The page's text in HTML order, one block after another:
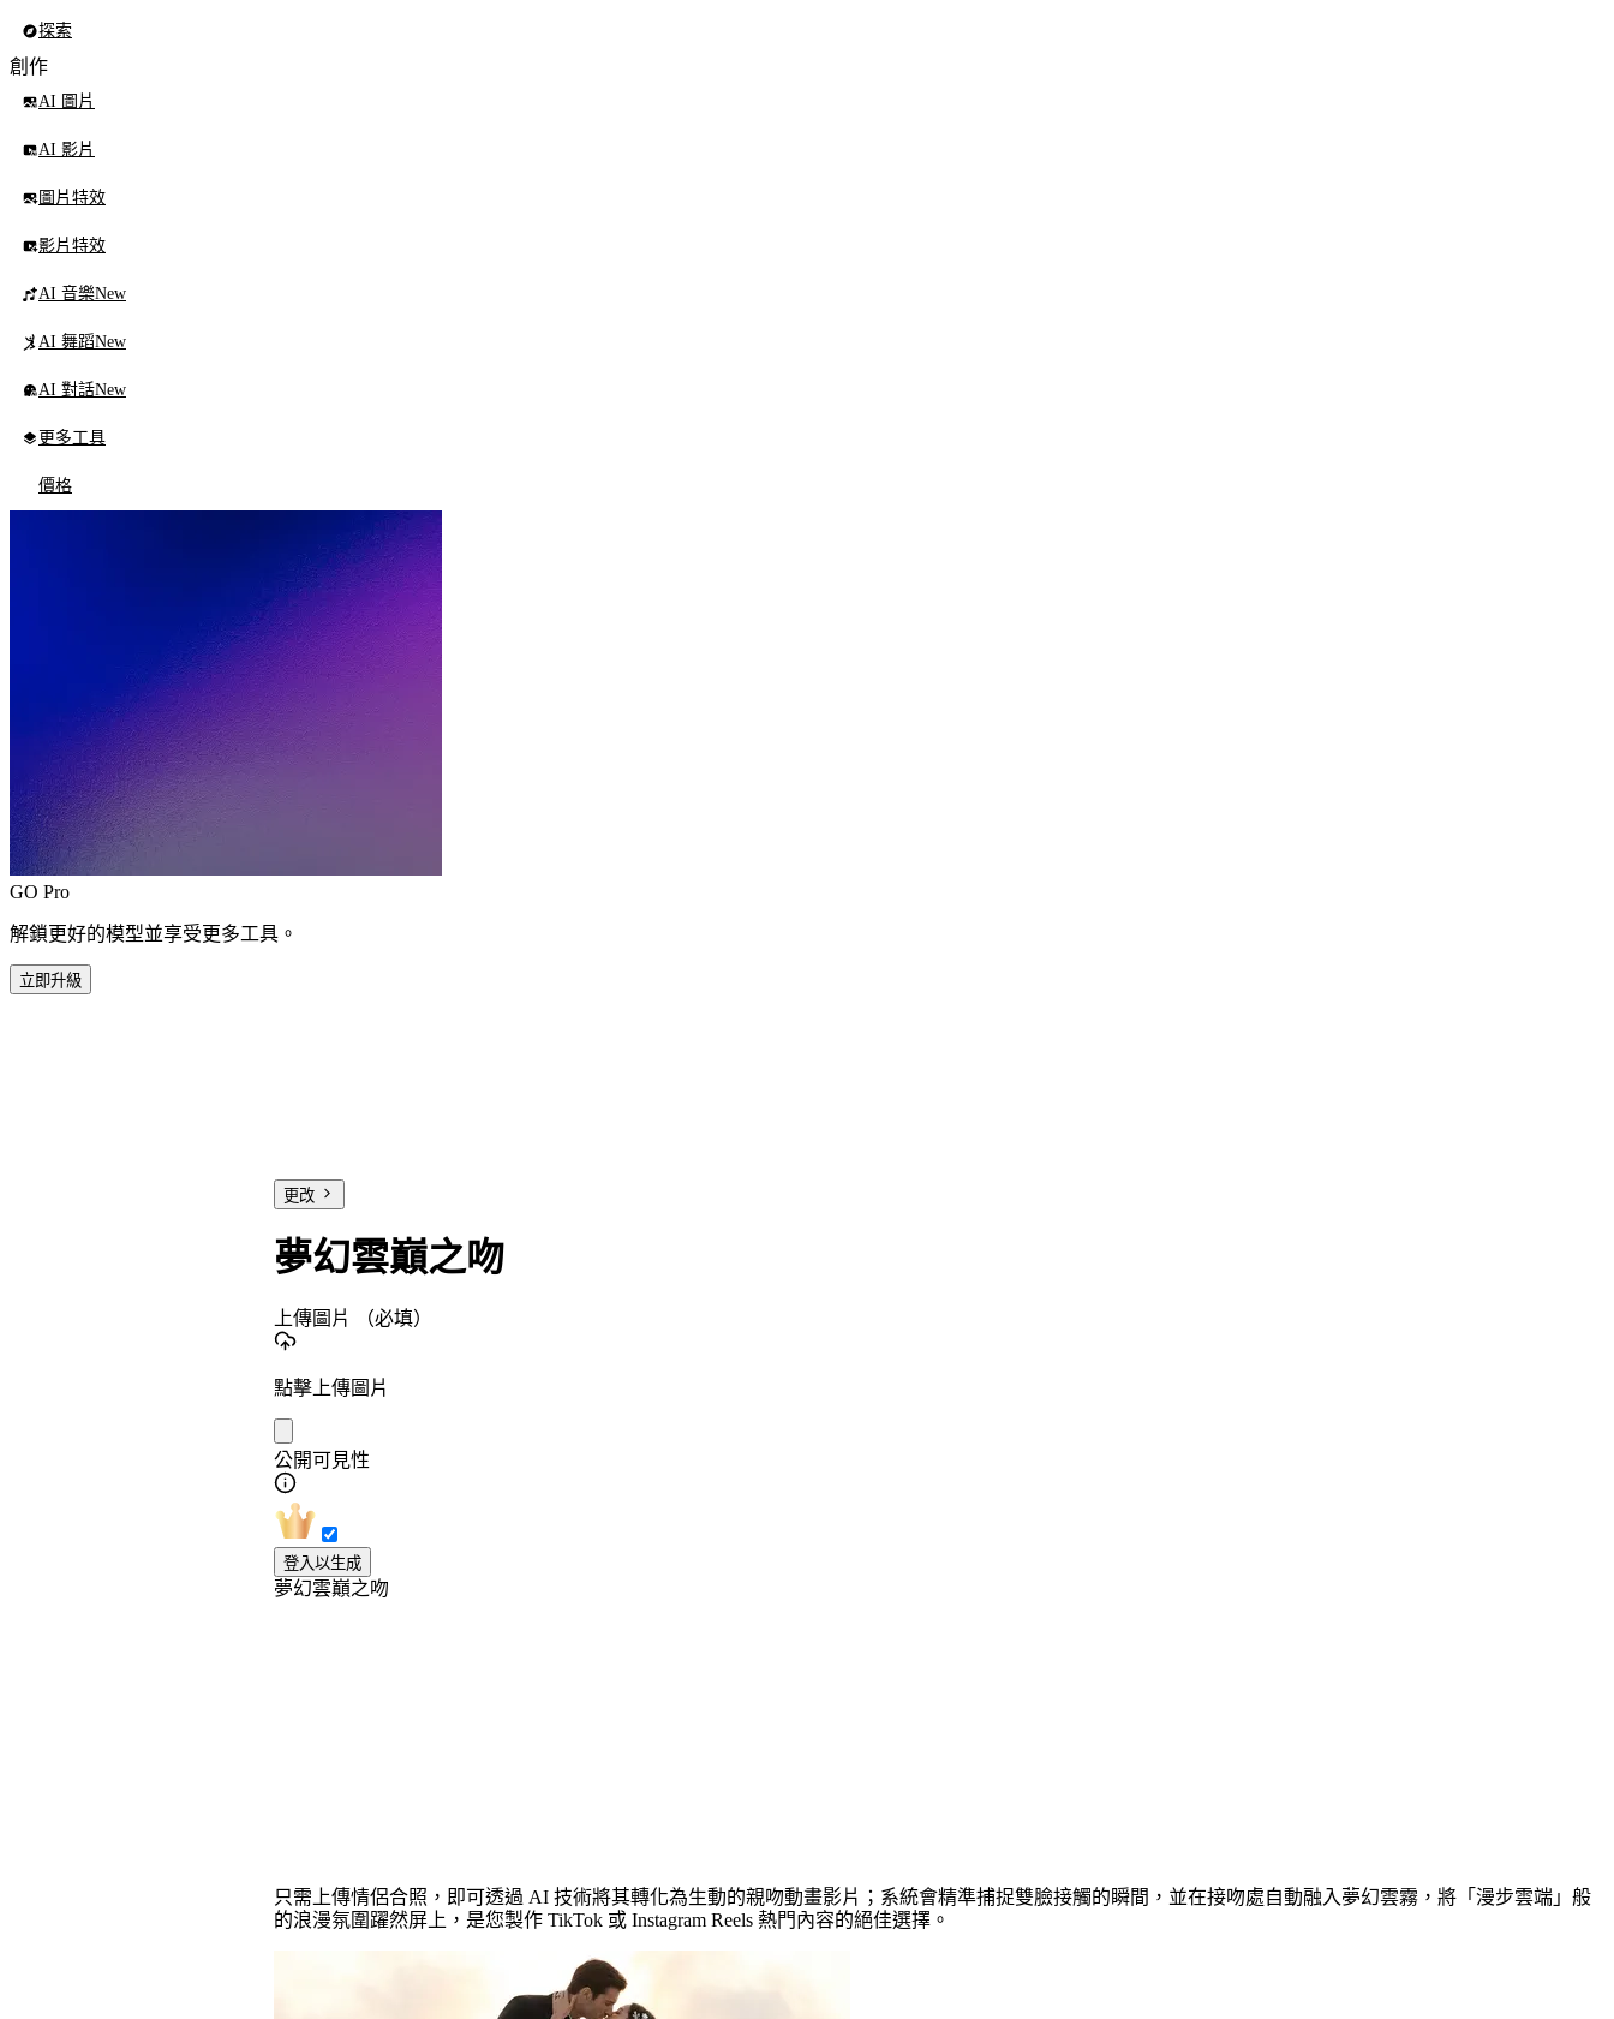
探索
創作
AI 圖片
AI 影片
圖片特效
影片特效
AI 音樂New
AI 舞蹈New
AI 對話New
更多工具
價格
GO Pro
解鎖更好的模型並享受更多工具。
立即升級
更改
夢幻雲巔之吻
上傳圖片 （必填）
點擊上傳圖片
公開可見性
登入以生成
夢幻雲巔之吻
只需上傳情侶合照，即可透過 AI 技術將其轉化為生動的親吻動畫影片；系統會精準捕捉雙臉接觸的瞬間，並在接吻處自動融入夢幻雲霧，將「漫步雲端」般
的浪漫氛圍躍然屏上，是您製作 TikTok 或 Instagram Reels 熱門內容的絕佳選擇。